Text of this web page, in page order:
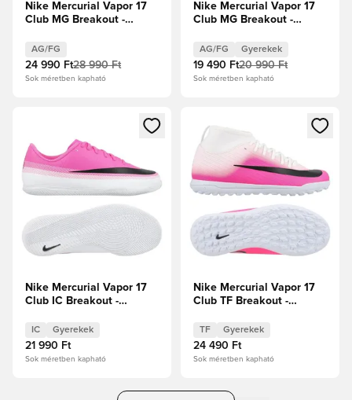
Nike Mercurial Vapor 17
Club MG Breakout -
AG/FG
24 990 Ft28 990 Ft
Sok méretben kapható
Nike Mercurial Vapor 17
Club MG Breakout -
rózsaszín Gyerek
AG/FG Gyerekek
19 490 Ft20 990 Ft
Sok méretben kapható
Megnyit egy modált a bejelentkezéshez vagy a tagként
Nike Mercurial Vapor 17
Club IC Breakout -
rózsaszín Gyerek
IC Gyerekek
21 990 Ft
Sok méretben kapható
Megnyit egy modált a
Nike Mercurial Vapor 17
Club TF Breakout -
rózsaszín Gyerek
TF Gyerekek
24 490 Ft
Sok méretben kapható